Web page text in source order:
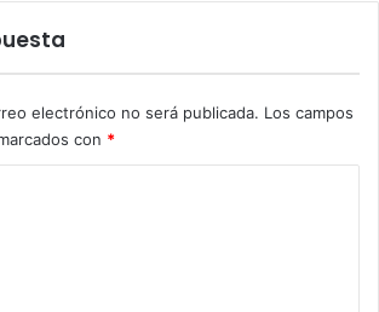
electrónico no será publicada. Los campos
con *